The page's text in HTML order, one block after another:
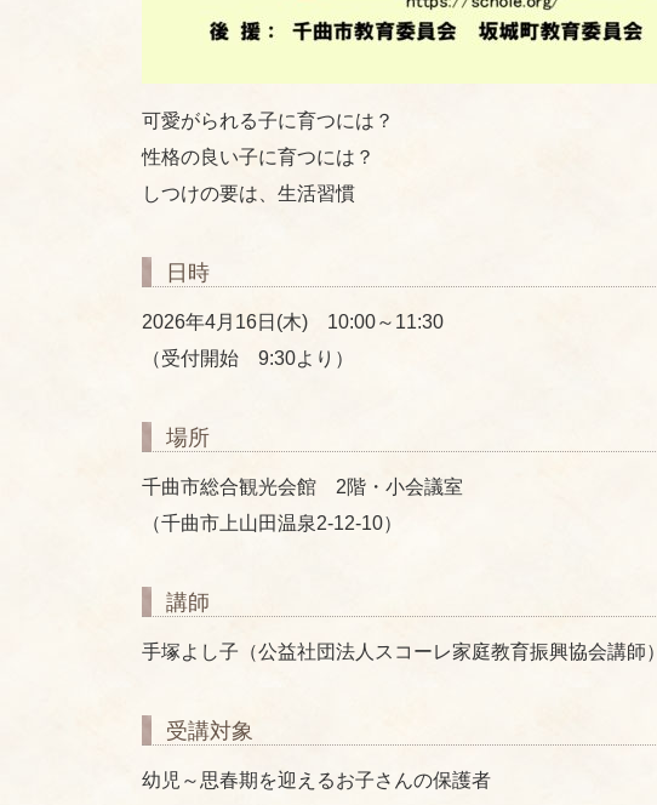
可愛がられる子に育つには？
性格の良い子に育つには？
しつけの要は、生活習慣
日時
2026年4月16日(木) 10:00～11:30
（受付開始 9:30より）
場所
千曲市総合観光会館 2階・小会議室
（千曲市上山田温泉2-12-10）
講師
手塚よし子（公益社団法人スコーレ家庭教育振興協会講師）
受講対象
幼児～思春期を迎えるお子さんの保護者